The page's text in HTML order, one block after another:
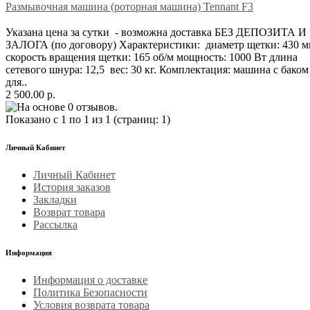
Размывочная машина (роторная машина) Tennant F3
Указана цена за сутки - возможна доставка БЕЗ ДЕПОЗИТА И
ЗАЛОГА (по договору) Характеристики: диаметр щетки: 430
скорость вращения щетки: 165 об/м мощность: 1000 Вт длина
сетевого шнура: 12,5 вес: 30 кг. Комплектация: машина с баком
для..
2 500.00 р.
Показано с 1 по 1 из 1 (страниц: 1)
Личный Кабинет
Личный Кабинет
История заказов
Закладки
Возврат товара
Рассылка
Информация
Информация о доставке
Политика Безопасности
Условия возврата товара